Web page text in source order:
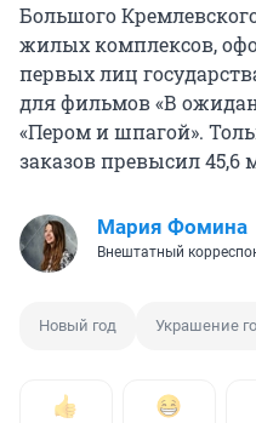
Большого
жилых комплексов,
первых лиц
для фильмов «В
«Пером и шпагой».
заказов превысил 45,6
Мария Фомина
Внештатный
Новый год Украшение